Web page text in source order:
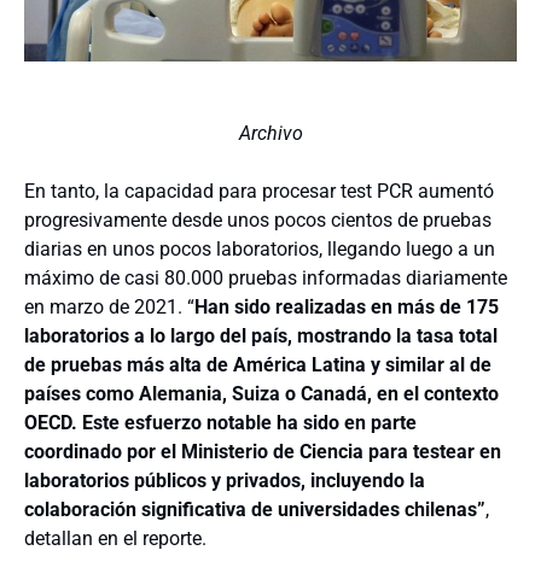
Archivo
En tanto, la capacidad para procesar test PCR aumentó
progresivamente desde unos pocos cientos de pruebas
diarias en unos pocos laboratorios, llegando luego a un
máximo de casi 80.000 pruebas informadas diariamente
en marzo de 2021. “Han sido realizadas en más de 175
laboratorios a lo largo del país, mostrando la tasa total
de pruebas más alta de América Latina y similar al de
países como Alemania, Suiza o Canadá, en el contexto
OECD. Este esfuerzo notable ha sido en parte
coordinado por el Ministerio de Ciencia para testear en
laboratorios públicos y privados, incluyendo la
colaboración significativa de universidades chilenas”,
detallan en el reporte.